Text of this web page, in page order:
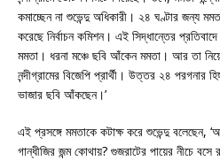
কমাচ্ছেন না শুভেন্দু অধিকারী। ২৪ ঘণ্টার জন্য মমতা
করেছে নির্বাচন কমিশন। এই সিদ্ধান্তের
মমতা। ধরনা মঞ্চে ছবি আঁকেন মমতা। আর তা
নন্দীগ্রামের বিজেপি প্রার্থী। উত্তর ২৪ পরগনার
ভাজার ছবি আঁকছেন।’
এই প্রসঙ্গে মমতাকে কটাক্ষ করে শুভেন্দু বলেছেন,
গান্ধীজির জন্ম কোথায়? গুজরাটের পায়ের নীচে